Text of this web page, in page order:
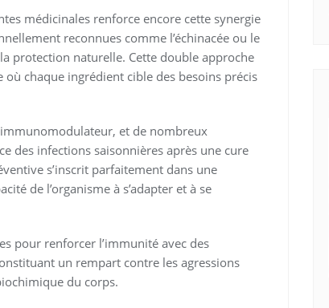
médicinales renforce encore cette synergie
reconnues comme l’échinacée ou le
protection naturelle. Cette double approche
où chaque ingrédient cible des besoins précis
et de nombreux
des infections saisonnières après une cure
s’inscrit parfaitement dans une
de l’organisme à s’adapter et à se
pour renforcer l’immunité avec des
un rempart contre les agressions
du corps.